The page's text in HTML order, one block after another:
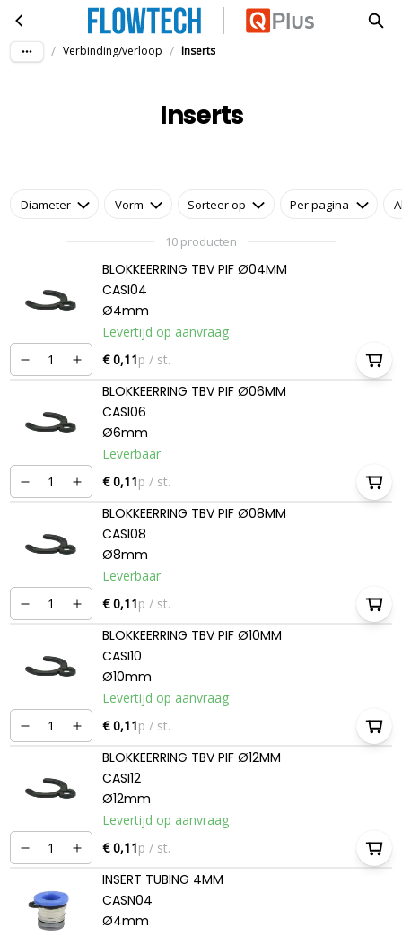
Ga naar hoofdinhoud Inserts
/ Verbinding/verloop / Inserts
Inserts
Diameter Vorm Sorteer op Per pagina
10 producten
BLOKKEERRING TBV PIF Ø04MM
CASI04
Ø4mm
Levertijd op aanvraag
€ 0,11p / st.
BLOKKEERRING TBV PIF Ø06MM
CASI06
Ø6mm
Leverbaar
€ 0,11p / st.
BLOKKEERRING TBV PIF Ø08MM
CASI08
Ø8mm
Leverbaar
€ 0,11p / st.
BLOKKEERRING TBV PIF Ø10MM
CASI10
Ø10mm
Levertijd op aanvraag
€ 0,11p / st.
BLOKKEERRING TBV PIF Ø12MM
CASI12
Ø12mm
Levertijd op aanvraag
€ 0,11p / st.
INSERT TUBING 4MM
CASN04
Ø4mm